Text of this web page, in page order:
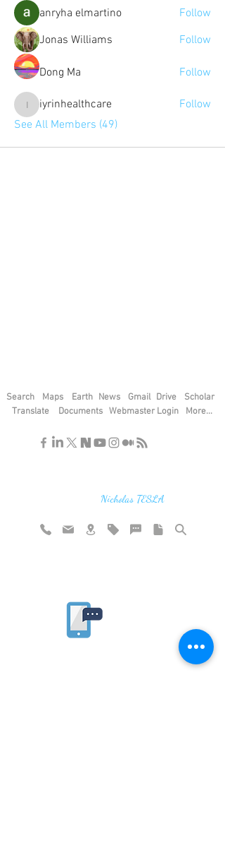
anryha elmartino
Follow
Jonas Williams
Follow
Dong Ma Follow
iyrinhealthcare
iyrinhealthcare
Follow
See All Members (49)
Search Maps Earth News Gmail Drive
Translate
Documents Webmaster Login
Scholar
More...
Nicholas TESLA